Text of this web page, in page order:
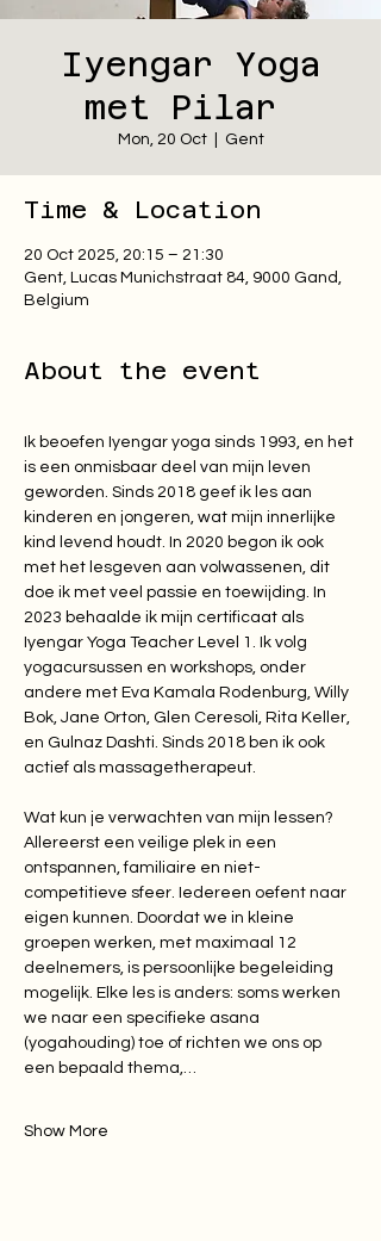
Iyengar Yoga
met Pilar
Mon, 20 Oct
  |
Gent
Time & Location
20 Oct 2025, 20:15 – 21:30
Gent, Lucas Munichstraat 84, 9000 Gand,
Belgium
About the event
Ik beoefen Iyengar yoga sinds 1993, en het
is een onmisbaar deel van mijn leven
geworden. Sinds 2018 geef ik les aan
kinderen en jongeren, wat mijn innerlijke
kind levend houdt. In 2020 begon ik ook
met het lesgeven aan volwassenen, dit
doe ik met veel passie en toewijding. In
2023 behaalde ik mijn certificaat als
Iyengar Yoga Teacher Level 1. Ik volg
yogacursussen en workshops, onder
andere met Eva Kamala Rodenburg, Willy
Bok, Jane Orton, Glen Ceresoli, Rita Keller,
en Gulnaz Dashti. Sinds 2018 ben ik ook
actief als massagetherapeut.
Wat kun je verwachten van mijn lessen?
Allereerst een veilige plek in een
ontspannen, familiaire en niet-
competitieve sfeer. Iedereen oefent naar
eigen kunnen. Doordat we in kleine
groepen werken, met maximaal 12
deelnemers, is persoonlijke begeleiding
mogelijk. Elke les is anders: soms werken
we naar een specifieke asana
(yogahouding) toe of richten we ons op
een bepaald thema,…
Show More